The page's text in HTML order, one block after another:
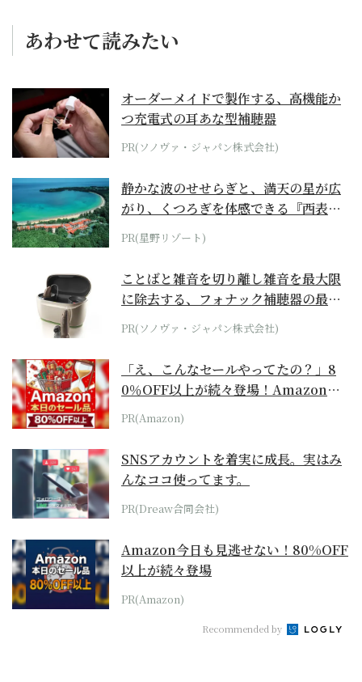
あわせて読みたい
オーダーメイドで製作する、高機能か
つ充電式の耳あな型補聴器
PR(ソノヴァ・ジャパン株式会社)
静かな波のせせらぎと、満天の星が広
がり、くつろぎを体感できる『西表島
ホテル by...
PR(星野リゾート)
ことばと雑音を切り離し雑音を最大限
に除去する、フォナック補聴器の最上
位モデル
PR(ソノヴァ・ジャパン株式会社)
「え、こんなセールやってたの？」8
0％OFF以上が続々登場！Amazonの
本気が...
PR(Amazon)
SNSアカウントを着実に成長。実はみ
んなココ使ってます。
PR(Dreaw合同会社)
Amazon今日も見逃せない！80%OFF
以上が続々登場
PR(Amazon)
Recommended by